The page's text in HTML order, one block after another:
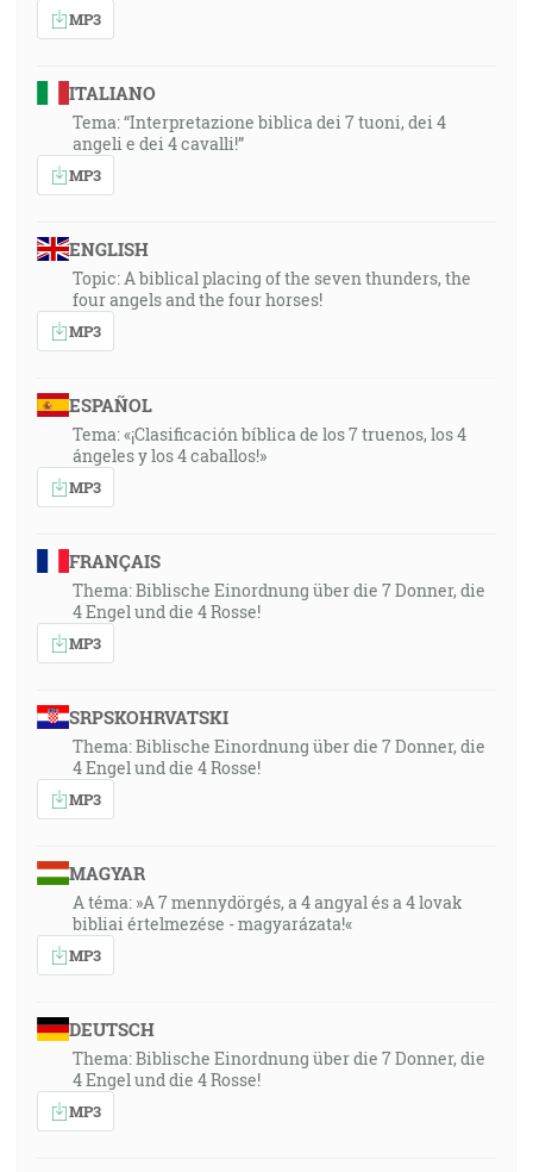
MP3
ITALIANO
Tema: “Interpretazione biblica dei 7 tuoni, dei 4
angeli e dei 4 cavalli!”
MP3
ENGLISH
Topic: A biblical placing of the seven thunders, the
four angels and the four horses!
MP3
ESPAÑOL
Tema: «¡Clasificación bíblica de los 7 truenos, los 4
ángeles y los 4 caballos!»
MP3
FRANÇAIS
Thema: Biblische Einordnung über die 7 Donner, die
4 Engel und die 4 Rosse!
MP3
SRPSKOHRVATSKI
Thema: Biblische Einordnung über die 7 Donner, die
4 Engel und die 4 Rosse!
MP3
MAGYAR
A téma: »A 7 mennydörgés, a 4 angyal és a 4 lovak
bibliai értelmezése - magyarázata!«
MP3
DEUTSCH
Thema: Biblische Einordnung über die 7 Donner, die
4 Engel und die 4 Rosse!
MP3